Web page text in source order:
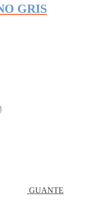
GRIS
GUANTE